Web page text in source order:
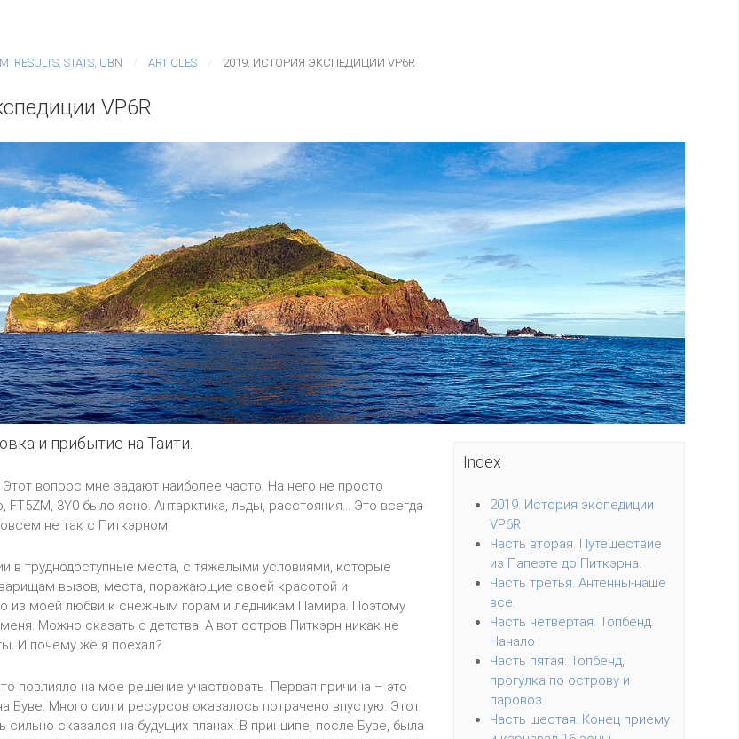
RESULTS, STATS, UBN ARTICLES 2019. ИСТОРИЯ ЭКСПЕДИЦИИ VP6R
VP6R
Index
2019. История экспедиции
VP6R
Часть вторая. Путешествие
из Папеэте до Питкэрна.
Часть третья. Антенны-наше
все.
Часть четвертая. Топбенд.
Начало
Часть пятая. Топбенд,
прогулка по острову и
паровоз.
Часть шестая. Конец приему
и прибытие на Таити.
вопрос мне задают наиболее часто. На него не просто
FT5ZM, 3Y0 было ясно. Антарктика, льды, расстояния... Это всегда
не так с Питкэрном.
в труднодоступные места, с тяжелыми условиями, которые
вызов, места, поражающие своей красотой и
из моей любви к снежным горам и ледникам Памира. Поэтому
Можно сказать с детства. А вот остров Питкэрн никак не
И почему же я поехал?
повлияло на мое решение участвовать. Первая причина – это
Буве. Много сил и ресурсов оказалось потрачено впустую. Этот
сильно сказался на будущих планах. В принципе, после Буве, была